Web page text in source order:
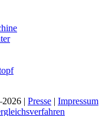
| Presse | Impressum